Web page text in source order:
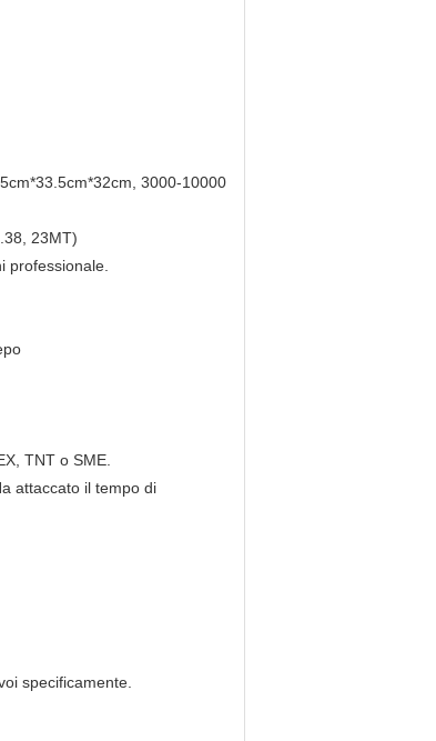
3000-10000
23MT)
professionale.
TNT o SME.
attaccato il tempo di
specificamente.